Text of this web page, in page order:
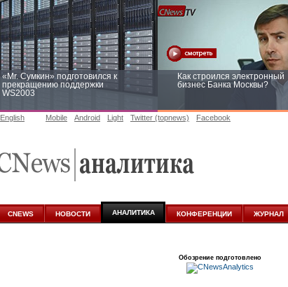
«Mr. Сумкин» подготовился к
прекращению поддержки
WS2003
Как строился электронный
бизнес Банка Москвы?
аналитике
English Mobile Android Light Twitter (topnews) Facebook
CNEWS НОВОСТИ АНАЛИТИКА КОНФЕРЕНЦИИ ЖУРНАЛ
Обозрение подготовлено